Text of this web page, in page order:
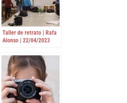
Taller de retrato | Rafa
Alonso | 22/04/2023